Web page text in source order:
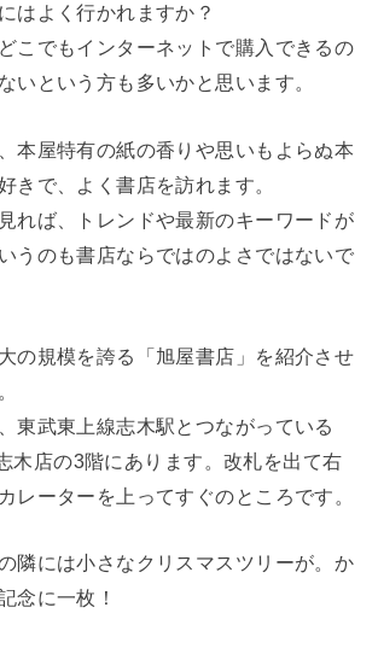
はよく行かれますか？
こでもインターネットで購入できるの
いという方も多いかと思います。
本屋特有の紙の香りや思いもよらぬ本
きで、よく書店を訪れます。
れば、トレンドや最新のキーワードが
うのも書店ならではのよさではないで
の規模を誇る「旭屋書店」を紹介させ
東武東上線志木駅とつながっている
木店の3階にあります。改札を出て右
レーターを上ってすぐのところです。
隣には小さなクリスマスツリーが。か
念に一枚！